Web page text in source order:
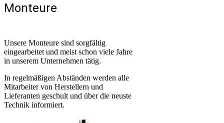
Monteure
Unsere Monteure sind sorgfältig
eingearbeitet und meist schon viele Jahre
in unserem Unternehmen tätig.
In regelmäßigen Abständen werden alle
Mitarbeiter von Herstellern und
Lieferanten geschult und über die neuste
Technik informiert.